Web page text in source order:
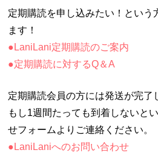
定期購読を申し込みたい！という
ます！
●LaniLani定期購読のご案内
●定期購読に対するQ＆A
定期購読会員の方には発送が完了
もし1週間たっても到着しないと
せフォームよりご連絡ください。
●LaniLaniへのお問い合わせ